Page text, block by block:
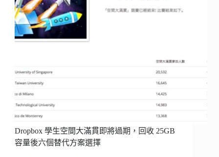
Dropbox 學生空間大滿貫即將過期，回收 25GB
容量後六個替代方案選擇